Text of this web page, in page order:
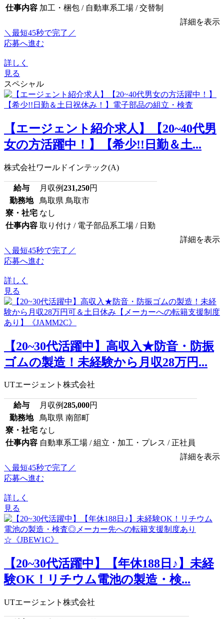
仕事内容 加工・梱包 / 自動車系工場 / 交替制
詳細を表示
＼最短45秒で完了／
応募へ進む
詳しく
見る
スペシャル
【エージェント紹介求人】【20~40代男
女の方活躍中！】【希少!!日勤＆土...
株式会社ワールドインテック(A)
給与 月収例231,250円
勤務地
鳥取県 鳥取市
寮・社宅 なし
仕事内容 取り付け / 電子部品系工場 / 日勤
詳細を表示
＼最短45秒で完了／
応募へ進む
詳しく
見る
【20~30代活躍中】高収入★防音・防振
ゴムの製造！未経験から月収28万円...
UTエージェント株式会社
給与 月収例285,000円
勤務地
鳥取県 南部町
寮・社宅 なし
仕事内容 自動車系工場 / 組立・加工・プレス / 正社員
詳細を表示
＼最短45秒で完了／
応募へ進む
詳しく
見る
【20~30代活躍中】【年休188日♪】未経
験OK！リチウム電池の製造・検...
UTエージェント株式会社